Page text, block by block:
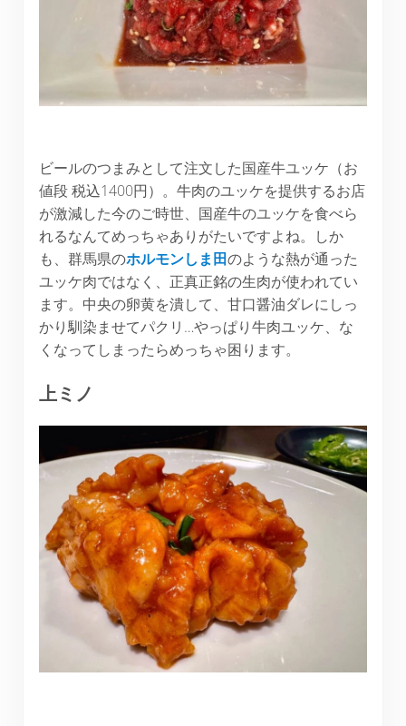
ビールのつまみとして注文した国産牛ユッケ（お
値段 税込1400円）。牛肉のユッケを提供するお店
が激減した今のご時世、国産牛のユッケを食べら
れるなんてめっちゃありがたいですよね。しか
も、群馬県のホルモンしま田のような熱が通った
ユッケ肉ではなく、正真正銘の生肉が使われてい
ます。中央の卵黄を潰して、甘口醤油ダレにしっ
かり馴染ませてパクリ…やっぱり牛肉ユッケ、な
くなってしまったらめっちゃ困ります。
上ミノ